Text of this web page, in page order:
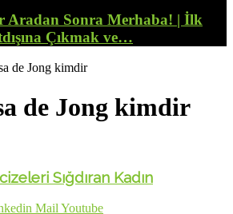
Aradan Sonra Merhaba! | İlk
Çıkmak ve…
de Jong kimdir
de Jong kimdir
Sığdıran Kadın
Mail Youtube